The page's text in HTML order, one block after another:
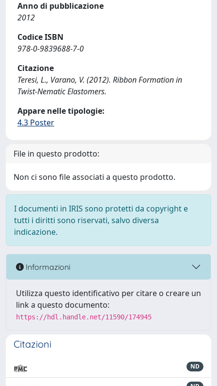
Anno di pubblicazione
2012
Codice ISBN
978-0-9839688-7-0
Citazione
Teresi, L., Varano, V. (2012). Ribbon Formation in
Twist-Nematic Elastomers.
Appare nelle tipologie:
4.3 Poster
File in questo prodotto:
Non ci sono file associati a questo prodotto.
I documenti in IRIS sono protetti da copyright e
tutti i diritti sono riservati, salvo diversa
indicazione.
Informazioni
Utilizza questo identificativo per citare o creare un
link a questo documento:
https://hdl.handle.net/11590/174945
Citazioni
ND